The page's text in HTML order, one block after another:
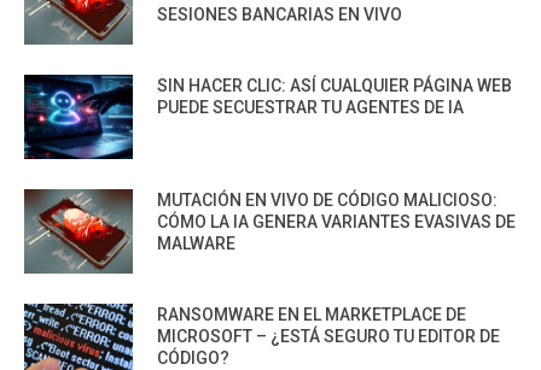
SESIONES BANCARIAS EN VIVO
SIN HACER CLIC: ASÍ CUALQUIER PÁGINA WEB
PUEDE SECUESTRAR TU AGENTES DE IA
MUTACIÓN EN VIVO DE CÓDIGO MALICIOSO:
CÓMO LA IA GENERA VARIANTES EVASIVAS DE
MALWARE
RANSOMWARE EN EL MARKETPLACE DE
MICROSOFT – ¿ESTÁ SEGURO TU EDITOR DE
CÓDIGO?